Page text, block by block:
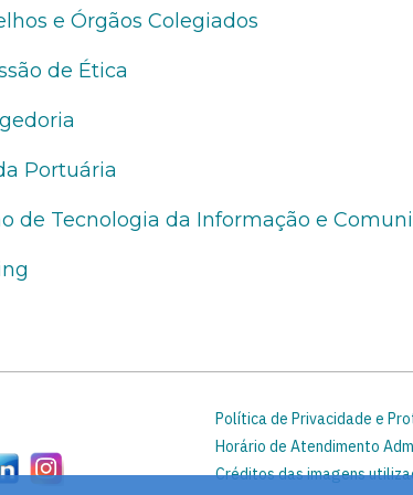
e Órgãos Colegiados
de Ética
Portuária
de Tecnologia da Informação e
Política de Privacidade e
Horário de Atendimento
Créditos das imagens